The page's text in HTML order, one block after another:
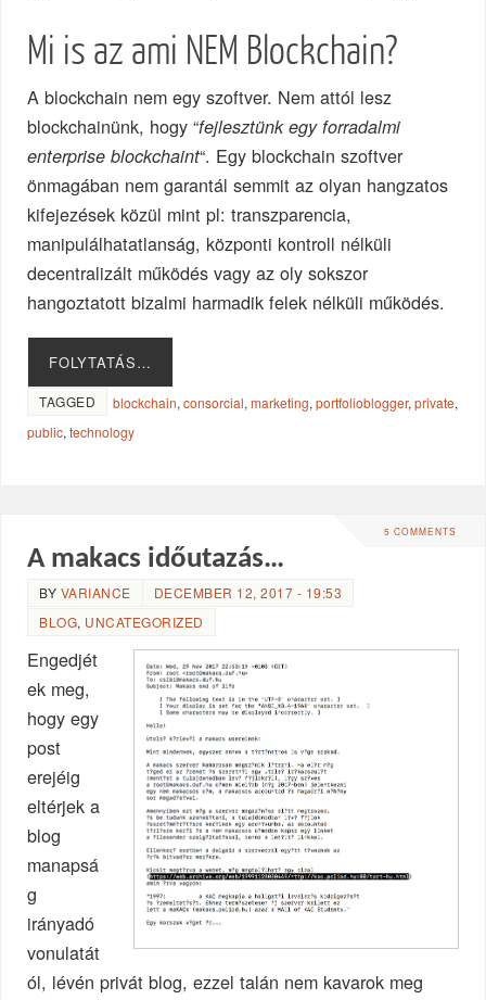
Mi is az ami NEM Blockchain?
A blockchain nem egy szoftver. Nem attól lesz
blockchainünk, hogy “fejlesztünk egy forradalmi
enterprise blockchaint“. Egy blockchain szoftver
önmagában nem garantál semmit az olyan hangzatos
kifejezések közül mint pl: transzparencia,
manipulálhatatlanság, központi kontroll nélküli
decentralizált működés vagy az oly sokszor
hangoztatott bizalmi harmadik felek nélküli működés.
FOLYTATÁS…
TAGGED blockchain,consorcial,marketing,portfolioblogger,private,
public,technology
5 COMMENTS
A makacs időutazás…
BY VARIANCE
DECEMBER 12, 2017 - 19:53
BLOG, UNCATEGORIZED
Engedjét
ek meg,
hogy egy
post
erejéig
eltérjek a
blog
manapsá
g
irányadó
vonulatát
ól, lévén privát blog, ezzel talán nem kavarok meg